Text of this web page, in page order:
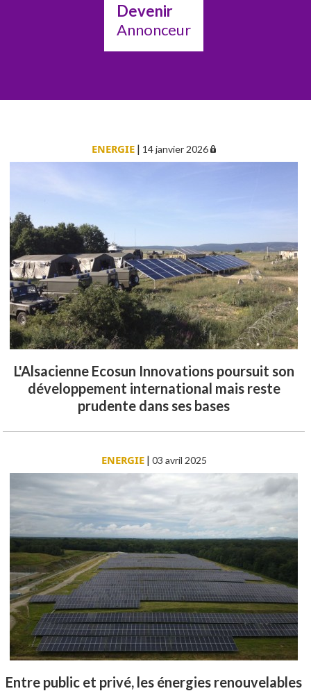
Devenir
Annonceur
ENERGIE | 14 janvier 2026
L'Alsacienne Ecosun Innovations poursuit son
développement international mais reste
prudente dans ses bases
ENERGIE| 03 avril 2025
Entre public et privé, les énergies renouvelables